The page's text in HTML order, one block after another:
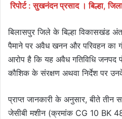
रिपोर्ट : सुखनंदन प्रसाद । बिल्हा,
बिलासपुर जिले के बिल्हा विकासखंड
पैमाने पर अवैध खनन और परिवहन का
आरोप है कि यह अवैध गतिविधि जनपद
कौशिक के संरक्षण अथवा निर्देश पर
प्राप्त जानकारी के अनुसार, बीते तीन
जेसीबी मशीन (क्रमांक CG 10 BK